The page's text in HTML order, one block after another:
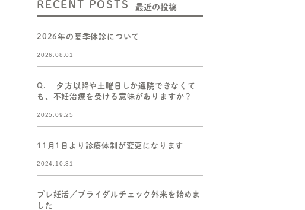
RECENT POSTS 最近の投稿
2026年の夏季休診について
2026.08.01
Q. 夕方以降や土曜日しか通院できなくて
も、不妊治療を受ける意味がありますか？
2025.09.25
11月1日より診療体制が変更になります
2024.10.31
プレ妊活／ブライダルチェック外来を始めま
した